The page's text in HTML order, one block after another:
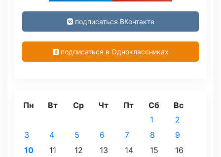
подписаться ВКонтакте
подписаться в Одноклассниках
Пн Вт Ср Чт Пт Сб Вс
1
2
3
4 5 6 7 8
9
10
11 12 13 14 15
16